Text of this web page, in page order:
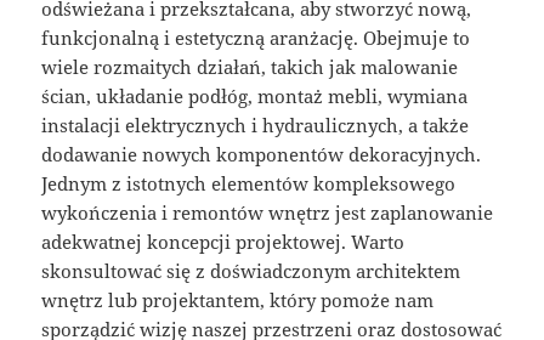
odświeżana i przekształcana, aby stworzyć nową,
funkcjonalną i estetyczną aranżację. Obejmuje to
wiele rozmaitych działań, takich jak malowanie
ścian, układanie podłóg, montaż mebli, wymiana
instalacji elektrycznych i hydraulicznych, a także
dodawanie nowych komponentów dekoracyjnych.
Jednym z istotnych elementów kompleksowego
wykończenia i remontów wnętrz jest zaplanowanie
adekwatnej koncepcji projektowej. Warto
skonsultować się z doświadczonym architektem
wnętrz lub projektantem, który pomoże nam
sporządzić wizję naszej przestrzeni oraz dostosować